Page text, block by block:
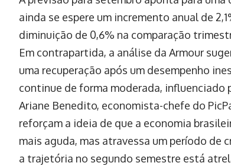
ainda se espere um incremento anual de
diminuição de 0,6% na comparação
Em contrapartida, a análise da Armour
uma recuperação após um desempenho
continue de forma moderada,
Ariane Benedito, economista-chefe do
reforçam a ideia de que a economia
mais aguda, mas atravessa um período
a trajetória no segundo semestre está